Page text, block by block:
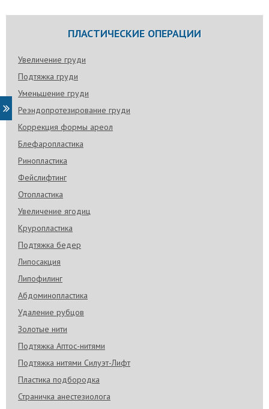
ПЛАСТИЧЕСКИЕ ОПЕРАЦИИ
Увеличение груди
Подтяжка груди
Уменьшение груди
Реэндопротезирование груди
Коррекция формы ареол
Блефаропластика
Ринопластика
Фейслифтинг
Отопластика
Увеличение ягодиц
Круропластика
Подтяжка бедер
Липосакция
Липофилинг
Абдоминопластика
Удаление рубцов
Золотые нити
Подтяжка Аптос-нитями
Подтяжка нитями Силуэт-Лифт
Пластика подбородка
Страничка анестезиолога